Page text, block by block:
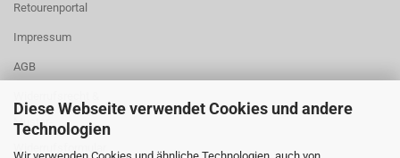
Diese Webseite verwendet Cookies und andere
Technologien
Wir verwenden Cookies und ähnliche Technologien, auch von
Retourenportal
Impressum
AGB
Muster-
Widerrufsformular